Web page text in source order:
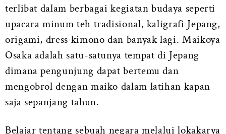
terlibat dalam berbagai kegiatan budaya seperti
upacara minum teh tradisional, kaligrafi Jepang,
origami, dress kimono dan banyak lagi. Maikoya
Osaka adalah satu-satunya tempat di Jepang
dimana pengunjung dapat bertemu dan
mengobrol dengan maiko dalam latihan kapan
saja sepanjang tahun.
Belajar tentang sebuah negara melalui lokakarya